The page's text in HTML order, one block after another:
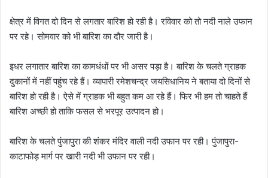
क्षेत्र में विगत दो दिन से लगतार बारिश हो रही है। रविवार को तो नदी नाले उफान
पर रहे। सोमवार को भी बारिश का दौर जारी है।
इधर लगातार बारिश का कामधंधों पर भी असर पड़ा है। बारिश के चलते ग्राहक
दुकानों में नहीं पहुंच रहे हैं। व्यापारी रमेशचन्द्र जयसिधानिय ने बताया दो दिनों से
बारिश हो रही है। ऐसे में ग्राहक भी बहुत कम आ रहे हैं। फिर भी हम तो चाहते हैं
बारिश अच्छी हो ताकि फसल से भरपूर उत्पादन हो।
बारिश के चलते पुंजापुरा की शंकर मंदिर वाली नदी उफान पर रही। पुंजापुरा-
काटाफोड़ मार्ग पर खारी नदी भी उफान पर रही।